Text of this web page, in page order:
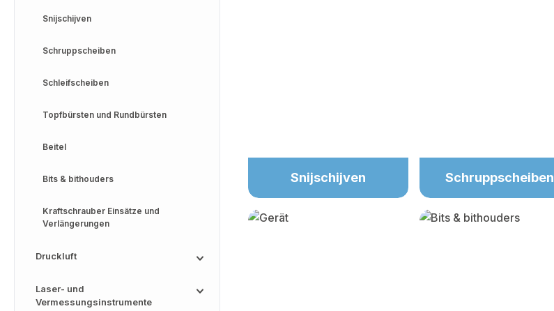
Snijschijven
Schruppscheiben
Schleifscheiben
Topfbürsten und Rundbürsten
Beitel
Bits & bithouders
Kraftschrauber Einsätze und
Verlängerungen
Druckluft
Laser- und
Vermessungsinstrumente
Snijschijven Schruppscheiben